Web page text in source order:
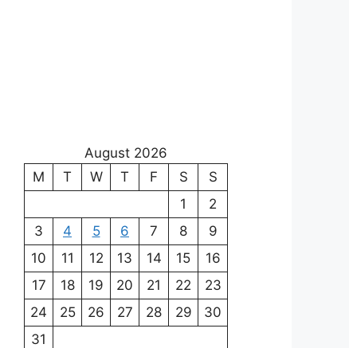
August 2026
M
T W T F S
S
1
2
3
4 5 6 7 8
9
10
11 12 13 14 15
16
17
18 19 20 21 22
23
24
25 26 27 28 29
30
31